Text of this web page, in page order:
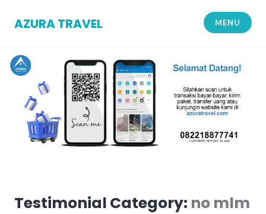
AZURA TRAVEL MENU
Testimonial Category: no mlm